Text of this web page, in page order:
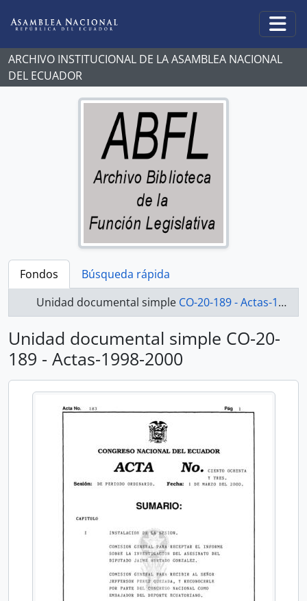
ARCHIVO INSTITUCIONAL DE LA ASAMBLEA NACIONAL
DEL ECUADOR
Fondos
Búsqueda rápida
Unidad documental simple CO-20-189 - Actas-1998-2000
Unidad documental simple CO-20-
189 - Actas-1998-2000